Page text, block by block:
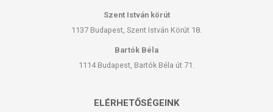
Szent István körút
1137 Budapest, Szent István Körút 18.
Bartók Béla
1114 Budapest, Bartók Béla út 71.
ELÉRHETŐSÉGEINK